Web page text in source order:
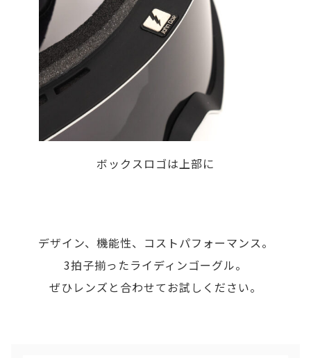
ボックスロゴは上部に
デザイン、機能性、コストパフォーマンス。
3拍子揃ったライディンゴーグル。
ぜひレンズと合わせてお試しください。